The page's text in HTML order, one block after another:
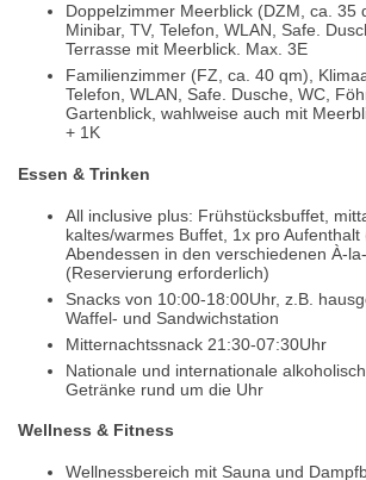
Doppelzimmer Meerblick (DZM, ca. 35
Minibar, TV, Telefon, WLAN, Safe.
Terrasse mit Meerblick. Max. 3E
Familienzimmer (FZ, ca. 40 qm),
Telefon, WLAN, Safe. Dusche, WC,
Gartenblick, wahlweise auch mit
+ 1K
Essen & Trinken
All inclusive plus: Frühstücksbuffet,
kaltes/warmes Buffet, 1x pro
Abendessen in den verschiedenen À-
(Reservierung erforderlich)
Snacks von 10:00-18:00Uhr, z.B.
Waffel- und Sandwichstation
Mitternachtssnack 21:30-07:30Uhr
Nationale und internationale
Getränke rund um die Uhr
Wellness & Fitness
Wellnessbereich mit Sauna und